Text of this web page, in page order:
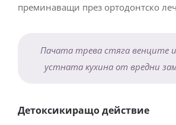
преминаващи през ортодонтско
Пачата трева стяга венците
устната кухина от вредни
Детоксикиращо действие